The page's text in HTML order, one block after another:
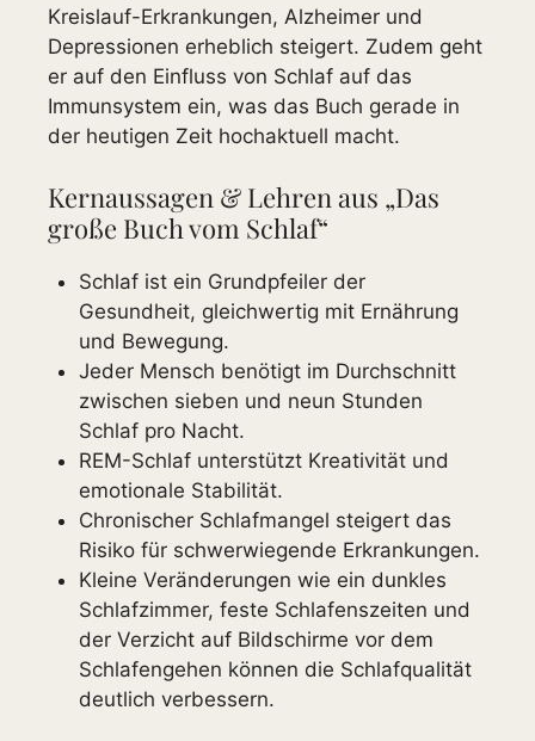
Kreislauf-Erkrankungen, Alzheimer und
Depressionen erheblich steigert. Zudem geht
er auf den Einfluss von Schlaf auf das
Immunsystem ein, was das Buch gerade in
der heutigen Zeit hochaktuell macht.
Kernaussagen & Lehren aus „Das
große Buch vom Schlaf“
Schlaf ist ein Grundpfeiler der
Gesundheit, gleichwertig mit Ernährung
und Bewegung.
Jeder Mensch benötigt im Durchschnitt
zwischen sieben und neun Stunden
Schlaf pro Nacht.
REM-Schlaf unterstützt Kreativität und
emotionale Stabilität.
Chronischer Schlafmangel steigert das
Risiko für schwerwiegende Erkrankungen.
Kleine Veränderungen wie ein dunkles
Schlafzimmer, feste Schlafenszeiten und
der Verzicht auf Bildschirme vor dem
Schlafengehen können die Schlafqualität
deutlich verbessern.